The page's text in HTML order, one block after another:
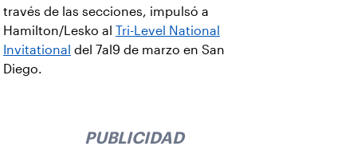
través de las secciones, impulsó a
Hamilton/Lesko al Tri-Level National
Invitational del 7al9 de marzo en San
Diego.
PUBLICIDAD